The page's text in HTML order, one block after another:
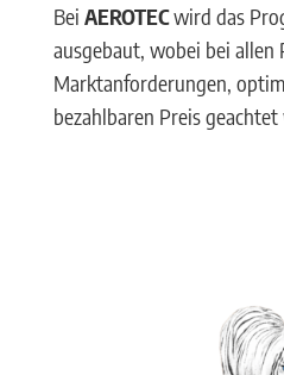
Bei AEROTECwird das
ausgebaut, wobei bei allen
Marktanforderungen,
bezahlbaren Preis geachtet